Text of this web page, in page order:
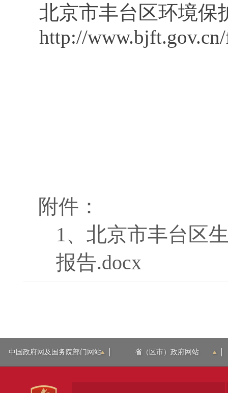
北京市丰台区环境保
http://
附件：
1、 北京市丰台区
报告.docx
中国政府网及国务院部门网站 省（区市）政府网站